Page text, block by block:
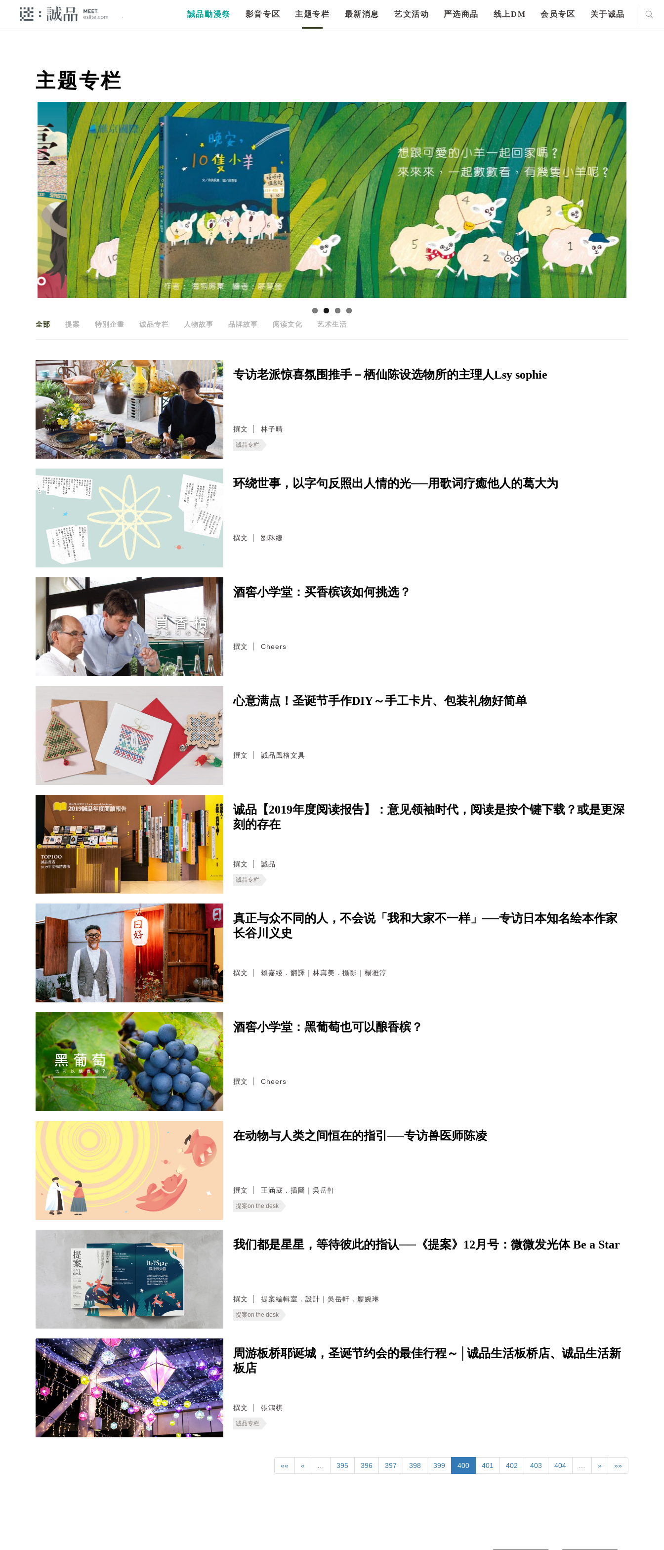
誠品動漫祭 影音专区 主题专栏 最新消息 艺文活动 严选商品 线上DM 会员专区 关于诚品
主题专栏
全部 提案 特別企畫 诚品专栏 人物故事 品牌故事 阅读文化 艺术生活
专访老派惊喜氛围推手－栖仙陈设选物所的主理人Lsy sophie
撰文 林子晴
诚品专栏
环绕世事，以字句反照出人情的光──用歌词疗癒他人的葛大为
撰文 劉秝緁
酒窖小学堂：买香槟该如何挑选？
撰文 Cheers
心意满点！圣诞节手作DIY～手工卡片、包装礼物好简单
撰文 誠品風格文具
诚品【2019年度阅读报告】：意见领袖时代，阅读是按个键下载？或是更深
刻的存在
撰文 誠品
诚品专栏
真正与众不同的人，不会说「我和大家不一样」──专访日本知名绘本作家
长谷川义史
撰文 賴嘉綾．翻譯｜林真美．攝影｜楊雅淳
酒窖小学堂：黑葡萄也可以酿香槟？
撰文 Cheers
在动物与人类之间恒在的指引──专访兽医师陈凌
撰文 王涵葳．插圖｜吳岳軒
提案on the desk
我们都是星星，等待彼此的指认──《提案》12月号：微微发光体 Be a Star
撰文 提案編輯室．設計｜吳岳軒．廖婉琳
提案on the desk
周游板桥耶诞城，圣诞节约会的最佳行程～│诚品生活板桥店、诚品生活新
板店
撰文 張鴻棋
诚品专栏
«« « … 395 396 397 398 399 400 401 402 403 404 … » »»